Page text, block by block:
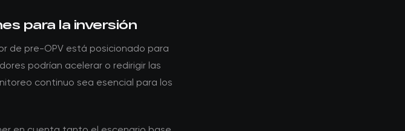
para la inversión
de pre-OPV está posicionado para
podrían acelerar o redirigir las
continuo sea esencial para los